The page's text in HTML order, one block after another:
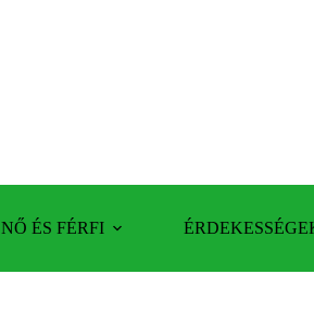
NŐ ÉS FÉRFI